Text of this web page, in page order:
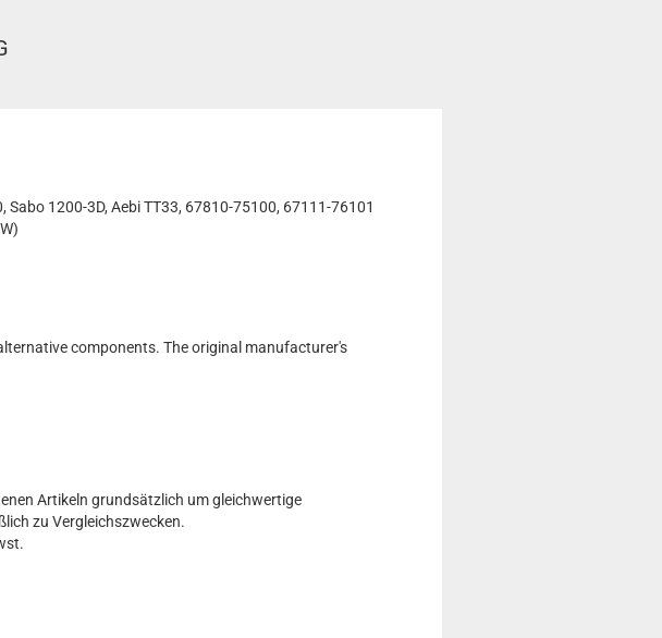
1200-3D, Aebi TT33, 67810-75100, 67111-76101
components. The original manufacturer's
Artikeln grundsätzlich um gleichwertige
zu Vergleichszwecken.